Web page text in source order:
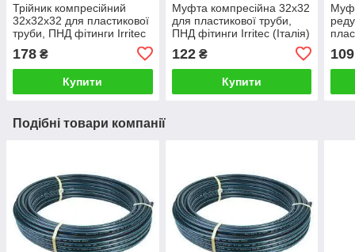
Трійник компресійний
32х32х32 для пластикової
труби, ПНД фітинги Irritec
178 ₴
Купити
Муфта компресійна 32х32
для пластикової труби,
ПНД фітинги Irritec (Італія)
122₴
Купити
109
Подібні товари компанії